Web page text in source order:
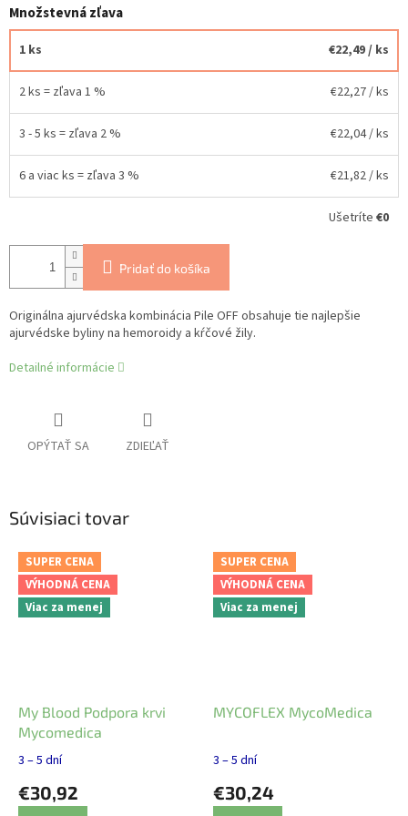
Množstevná zľava
1 ks €22,49/ ks
2 ks = zľava 1 % €22,27/ ks
3 - 5 ks = zľava 2 % €22,04/ ks
6 a viac ks = zľava 3 % €21,82/ ks
Ušetríte €0
Pridať do košíka
Originálna ajurvédska kombinácia Pile OFF obsahuje tie najlepšie
ajurvédske byliny na hemoroidy a kŕčové žily.
Detailné informácie
OPÝTAŤ SA ZDIEĽAŤ
Súvisiaci tovar
SUPER CENA
VÝHODNÁ CENA
Viac za menej
My Blood Podpora krvi
Mycomedica
3 – 5 dní
€30,92
SUPER CENA
VÝHODNÁ CENA
Viac za menej
MYCOFLEX MycoMedica
3 – 5 dní
€30,24